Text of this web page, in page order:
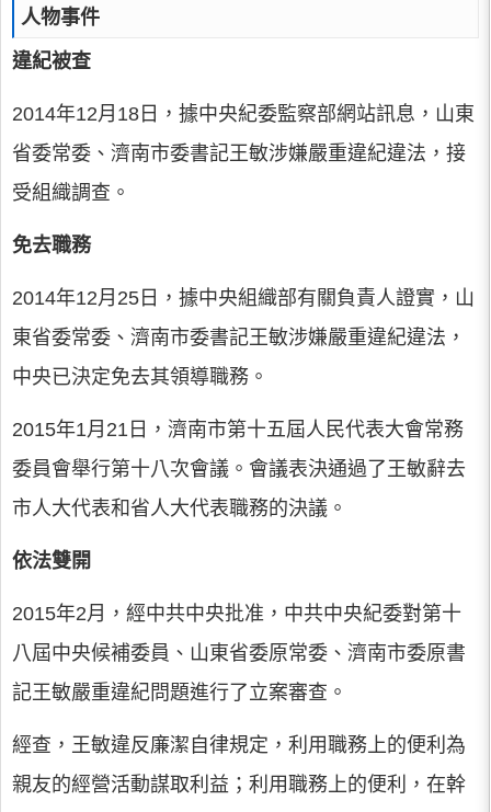
人物事件
違紀被查
2014年12月18日，據中央紀委監察部網站訊息，山東
省委常委、濟南市委書記王敏涉嫌嚴重違紀違法，接
受組織調查。
免去職務
2014年12月25日，據中央組織部有關負責人證實，山
東省委常委、濟南市委書記王敏涉嫌嚴重違紀違法，
中央已決定免去其領導職務。
2015年1月21日，濟南市第十五屆人民代表大會常務
委員會舉行第十八次會議。會議表決通過了王敏辭去
市人大代表和省人大代表職務的決議。
依法雙開
2015年2月，經中共中央批准，中共中央紀委對第十
八屆中央候補委員、山東省委原常委、濟南市委原書
記王敏嚴重違紀問題進行了立案審查。
經查，王敏違反廉潔自律規定，利用職務上的便利為
親友的經營活動謀取利益；利用職務上的便利，在幹